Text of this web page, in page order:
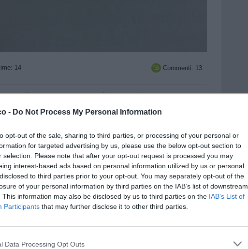
- Do Not Process My Personal Information
opt-out of the sale, sharing to third parties, or processing of your personal or
for targeted advertising by us, please use the below opt-out section to
selection. Please note that after your opt-out request is processed you may
interest-based ads based on personal information utilized by us or personal
to third parties prior to your opt-out. You may separately opt-out of the
of your personal information by third parties on the IAB’s list of downstream
This information may also be disclosed by us to third parties on the IAB’s List of
Participants that may further disclose it to other third parties.
Data Processing Opt Outs
14  Commenti: 13
 